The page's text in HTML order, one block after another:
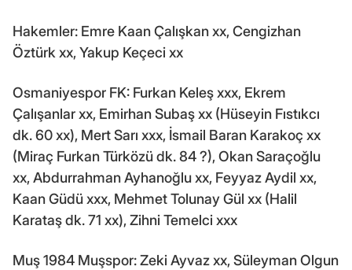
Hakemler: Emre Kaan Çalışkan xx, Cengizhan
Öztürk xx, Yakup Keçeci xx
Osmaniyespor FK: Furkan Keleş xxx, Ekrem
Çalışanlar xx, Emirhan Subaş xx (Hüseyin Fıstıkcı
dk. 60 xx), Mert Sarı xxx, İsmail Baran Karakoç xx
(Miraç Furkan Türközü dk. 84 ?), Okan Saraçoğlu
xx, Abdurrahman Ayhanoğlu xx, Feyyaz Aydil xx,
Kaan Güdü xxx, Mehmet Tolunay Gül xx (Halil
Karataş dk. 71 xx), Zihni Temelci xxx
Muş 1984 Muşspor: Zeki Ayvaz xx, Süleyman Olgun